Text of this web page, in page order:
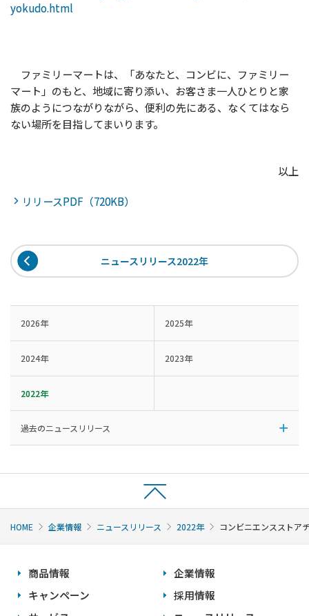
yokudo.html
ファミリーマートは、「あなたと、コンビに、ファミリー
マート」のもと、地域に寄り添い、お客さま一人ひとりと家
族のようにつながりながら、便利の先にある、なくてはなら
ない場所を目指してまいります。
以上
リリースPDF（720KB）
ニュースリリース2022年
2026年 2025年
2024年 2023年
2022年
過去のニュースリリース
HOME 企業情報 ニュースリリース 2022年 コンビニエンスストア
商品情報
キャンペーン
企業情報
採用情報